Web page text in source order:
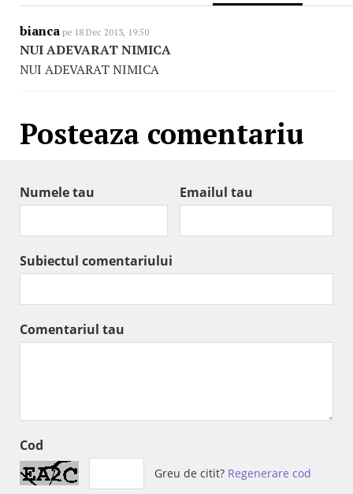
bianca pe 18 Dec 2013, 19:50
NUI ADEVARAT NIMICA
NUI ADEVARAT NIMICA
Posteaza comentariu
Numele tau Emailul tau
Subiectul comentariului
Comentariul tau
Cod
Greu de citit? Regenerare cod